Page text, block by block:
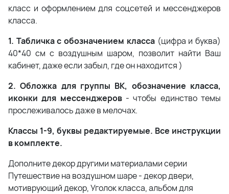
класс и оформлением для соцсетей и мессенджеров
класса.
1. Табличка с обозначением класса(цифра и буква)
40*40 см с воздушным шаром, позволит найти Ваш
кабинет, даже если забыл, где он находится )
2. Обложка для группы ВК, обозначение класса,
иконки для мессенджеров- чтобы единство темы
прослеживалось даже в мелочах.
Классы 1-9, буквы редактируемые. Все инструкции
в комплекте.
Дополните декор другими материалами серии
Путешествие на воздушном шаре - декор двери,
мотиврующий декор, Уголок класса, альбом для